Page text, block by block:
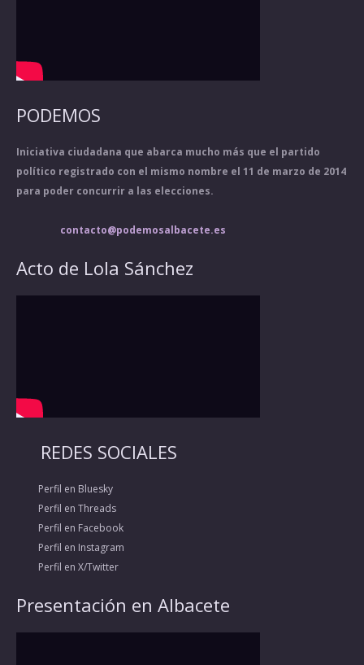
PODEMOS
Iniciativa ciudadana que abarca mucho más que el partido
político registrado con el mismo nombre el 11 de marzo de 2014
para poder concurrir a las elecciones.
contacto@podemosalbacete.es
Acto de Lola Sánchez
REDES SOCIALES
Perfil en Bluesky
Perfil en Threads
Perfil en Facebook
Perfil en Instagram
Perfil en X/Twitter
Presentación en Albacete